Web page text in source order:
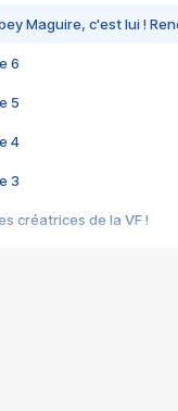
Maguire, c'est lui !
6
5
4
3
créatrices de la VF !